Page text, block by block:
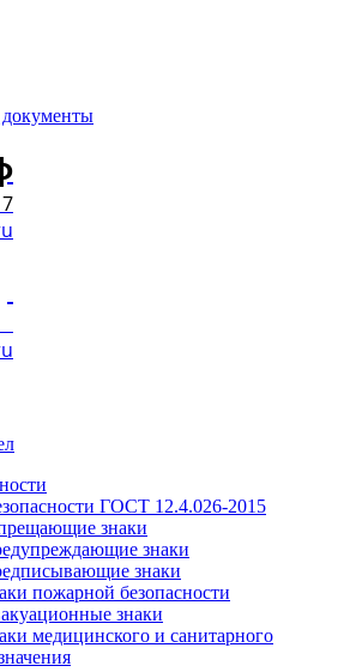
ГОСТ 12.4.026-2015
знаки
знаки
знаки
пожарной безопасности
знаки
медицинского и санитарного